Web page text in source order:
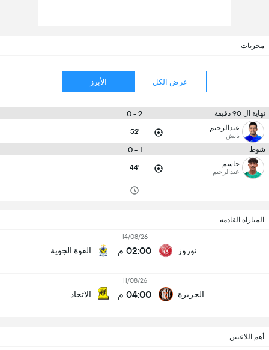
مجريات
عرض الكل الأبرز
نهاية ال 90 دقيقة 2 - 0
عبدالرحيم
بايش 52'
شوط 1 - 0
جاسم
عبدالرحيم 44'
المباراة القادمة
نوروز
14/08/26
02:00 م القوة الجوية
الجزيرة
11/08/26
04:00 م الاتحاد
أهم اللاعبين